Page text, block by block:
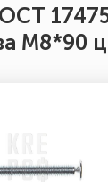
М8*90